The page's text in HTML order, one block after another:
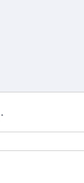
*